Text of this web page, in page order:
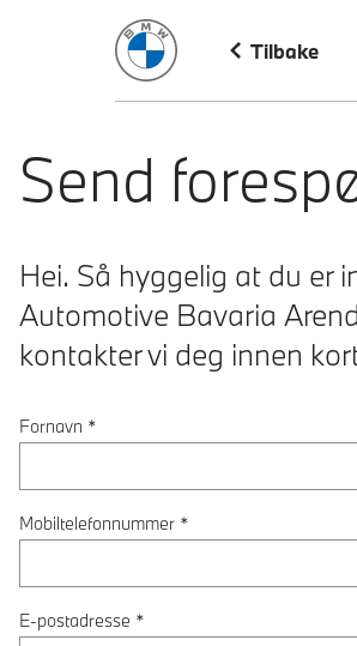
BMW Norge
Tilbake
Send
Hei. Så hyggelig at du er
Automotive Bavaria
kontakter vi deg innen
Fornavn *
Mobiltelefonnummer *
E-postadresse *